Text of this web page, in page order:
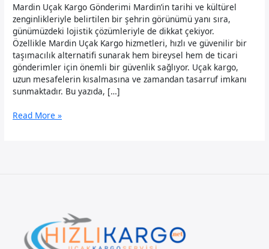
Mardin Uçak Kargo Gönderimi Mardin’in tarihi ve kültürel
zenginlikleriyle belirtilen bir şehrin görünümü yanı sıra,
günümüzdeki lojistik çözümleriyle de dikkat çekiyor.
Özellikle Mardin Uçak Kargo hizmetleri, hızlı ve güvenilir bir
taşımacılık alternatifi sunarak hem bireysel hem de ticari
gönderimler için önemli bir güvenlik sağlıyor. Uçak kargo,
uzun mesafelerin kısalmasına ve zamandan tasarruf imkanı
sunmaktadır. Bu yazıda, […]
Mardin
Read More »